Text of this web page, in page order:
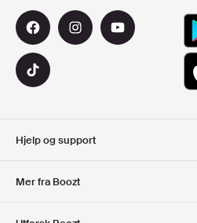
Hjelp og support
Mer fra Boozt